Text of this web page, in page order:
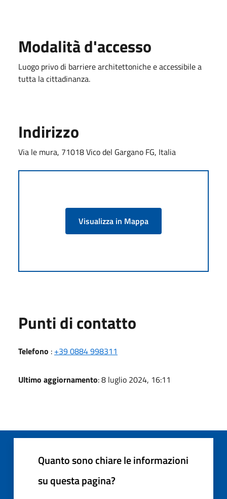
Modalità d'accesso
Luogo privo di barriere architettoniche e accessibile a
tutta la cittadinanza.
Indirizzo
Via le mura, 71018 Vico del Gargano FG, Italia
Visualizza in Mappa
Punti di contatto
Telefono : +39 0884 998311
Ultimo aggiornamento: 8 luglio 2024, 16:11
Quanto sono chiare le informazioni
su questa pagina?